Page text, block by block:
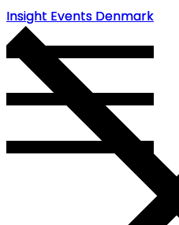
Insight Events Denmark
Insight Events Denmark